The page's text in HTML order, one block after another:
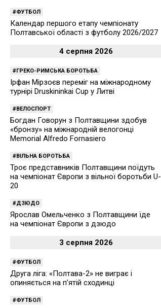
ФУТБОЛ
Календар першого етапу чемпіонату
Полтавської області з футболу 2026/2027
4 серпня 2026
ГРЕКО-РИМСЬКА БОРОТЬБА
Ірфан Мірзоєв переміг на міжнародному
турнірі Druskininkai Cup у Литві
ВЕЛОСПОРТ
Богдан Говорун з Полтавщини здобув
«бронзу» на міжнародній велогонці
Memorial Alfredo Fornasiero
ВІЛЬНА БОРОТЬБА
Троє представників Полтавщини поїдуть
на чемпіонат Європи з вільної боротьби U-
20
ДЗЮДО
Ярослав Омельченко з Полтавщини їде
на чемпіонат Європи з дзюдо
3 серпня 2026
ФУТБОЛ
Друга ліга: «Полтава-2» не виграє і
опиняється на п’ятій сходинці
ФУТБОЛ